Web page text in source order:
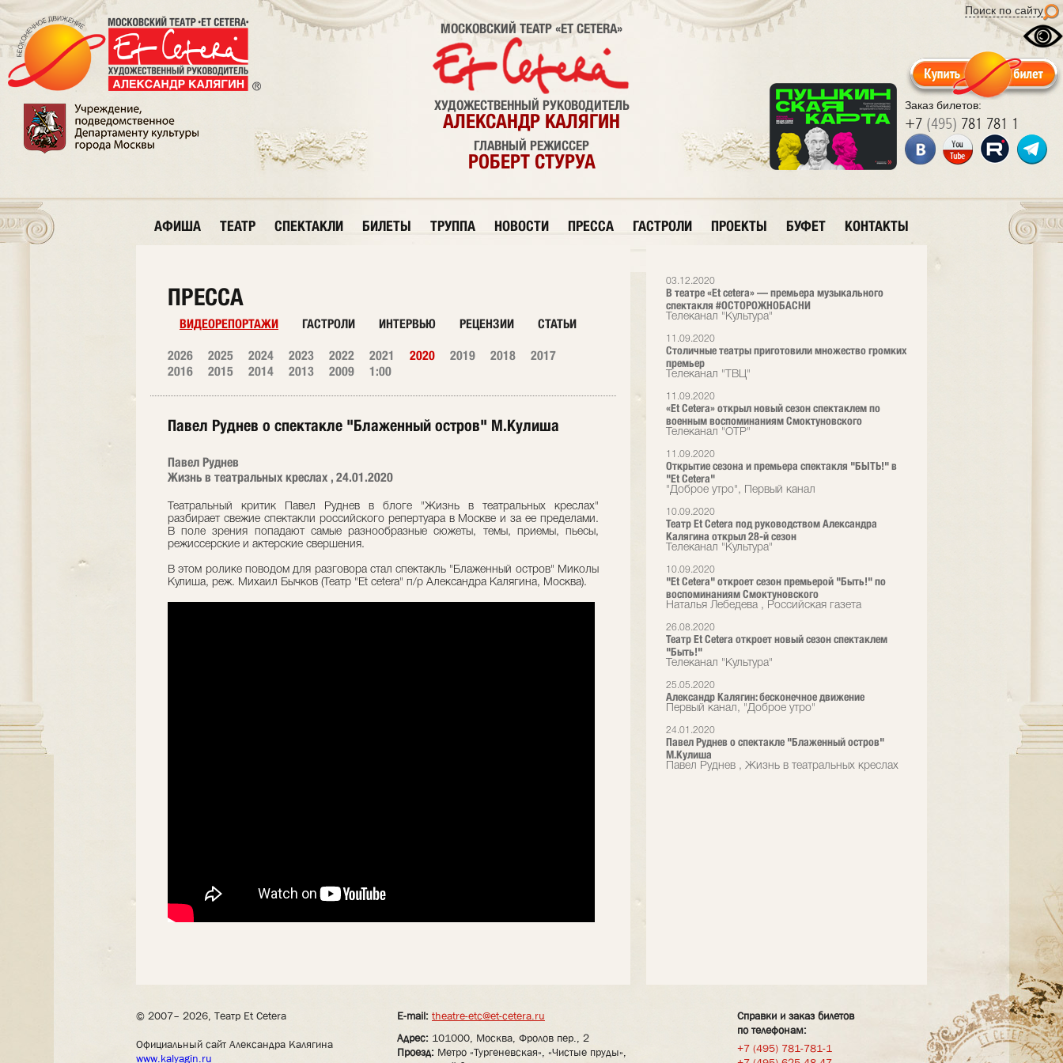
Поиск по сайту
Заказ билетов:
+7 (495) 781 781 1
МОСКОВСКИЙ ТЕАТР «ET CETERA»
ХУДОЖЕСТВЕННЫЙ РУКОВОДИТЕЛЬ
АЛЕКСАНДР КАЛЯГИН
ГЛАВНЫЙ РЕЖИССЕР
РОБЕРТ СТУРУА
АФИША ТЕАТР СПЕКТАКЛИ БИЛЕТЫ ТРУППА НОВОСТИ ПРЕССА ГАСТРОЛИ ПРОЕКТЫ БУФЕТ КОНТАКТЫ
03.12.2020
В театре «Et cetera» — премьера музыкального
спектакля #ОСТОРОЖНОБАСНИ
Телеканал "Культура"
11.09.2020
Столичные театры приготовили множество громких
премьер
Телеканал "ТВЦ"
11.09.2020
«Et Cetera» открыл новый сезон спектаклем по
военным воспоминаниям Смоктуновского
Телеканал "ОТР"
11.09.2020
Открытие сезона и премьера спектакля "БЫТЬ!" в
"Et Cetera"
"Доброе утро", Первый канал
10.09.2020
Театр Et Cetera под руководством Александра
Калягина открыл 28-й сезон
Телеканал "Культура"
10.09.2020
"Et Cetera" откроет сезон премьерой "Быть!" по
воспоминаниям Смоктуновского
Наталья Лебедева , Российская газета
26.08.2020
Театр Et Cetera откроет новый сезон спектаклем
"Быть!"
Телеканал "Культура"
25.05.2020
Александр Калягин: бесконечное движение
Первый канал, "Доброе утро"
24.01.2020
Павел Руднев о спектакле "Блаженный остров"
М.Кулиша
Павел Руднев , Жизнь в театральных креслах
ПРЕССА
ВИДЕОРЕПОРТАЖИ ГАСТРОЛИ ИНТЕРВЬЮ РЕЦЕНЗИИ СТАТЬИ
2026 2025 2024 2023 2022 2021 2020 2019 2018
2017
2016
2015 2014 2013 2009 1:00
Павел Руднев о спектакле "Блаженный остров" М.Кулиша
Павел Руднев
Жизнь в театральных креслах , 24.01.2020
Театральный критик Павел Руднев в блоге "Жизнь в театральных креслах"
разбирает свежие спектакли российского репертуара в Москве и за ее пределами.
В поле зрения попадают самые разнообразные сюжеты, темы, приемы, пьесы,
режиссерские и актерские свершения.
В этом ролике поводом для разговора стал спектакль "Блаженный остров" Миколы
Кулиша, реж. Михаил Бычков (Театр "Et cetera" п/р Александра Калягина, Москва).
© 2007– 2026, Театр Et Cetera
Официальный сайт Александра Калягина
www.kalyagin.ru
E-mail: theatre-etc@et-cetera.ru
Адрес: 101000, Москва, Фролов пер., 2
Проезд: Метро «Тургеневская», «Чистые пруды»,
Справки и заказ билетов
по телефонам:
+7 (495) 781-781-1